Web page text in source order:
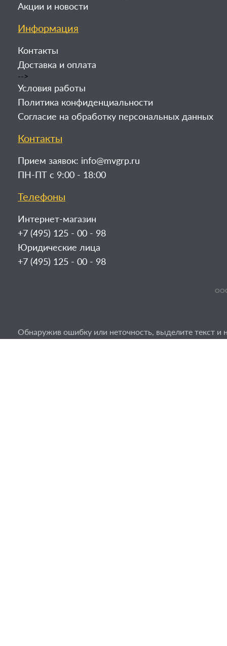
Акции и новости
Информация
Контакты
Доставка и оплата
-->
Условия работы
Политика конфиденциальности
Согласие на обработку персональных данных
Контакты
Прием заявок: info@mvgrp.ru
ПН-ПТ с 9:00 - 18:00
Телефоны
Интернет-магазин
+7 (495) 125 - 00 - 98
Юридические лица
+7 (495) 125 - 00 - 98
ООО
Обнаружив ошибку или неточность, выделите текст и